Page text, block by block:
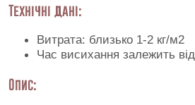
Технічні дані:
Витрата: близько 1-2 кг/м2
Час висихання залежить
Опис: